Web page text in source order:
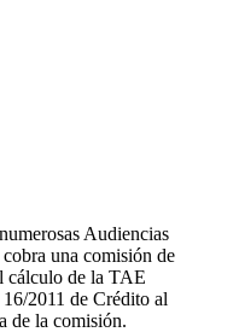
Audiencias
una comisión de
cálculo de la TAE
2011 de Crédito al
de la comisión.